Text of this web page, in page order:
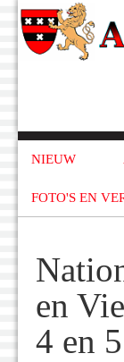
NIEUW
FOTO'S EN
en
4 en